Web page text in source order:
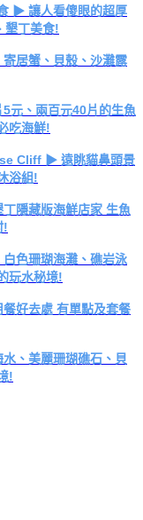
▶ 讓人看傻眼的超厚
墾丁美食!
居蟹、貝殼、沙灘露
元、兩百元40片的生魚
吃海鮮!
Cliff ▶ 遠眺貓鼻頭景
浴組!
隱藏版海鮮店家 生魚
!
色珊瑚海灘、礁岩泳
玩水秘境!
好去處 有單點及套餐
、美麗珊瑚礁石、貝
!